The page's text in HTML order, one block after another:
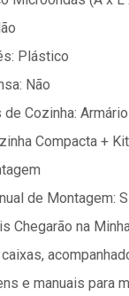
Plástico
Não
Cozinha: Armário
Compacta +
de Montagem:
Chegarão na
e manuais para